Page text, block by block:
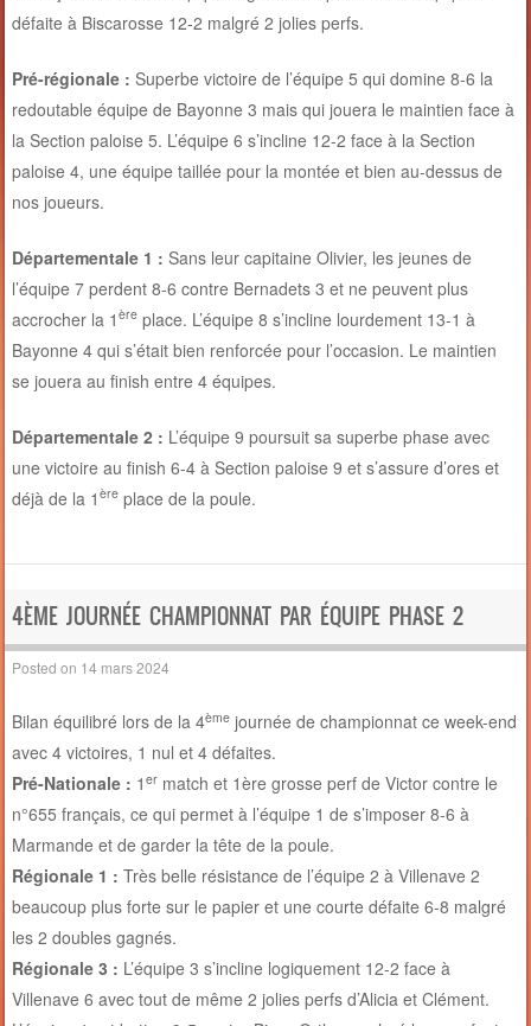
défaite à Biscarosse 12-2 malgré 2 jolies perfs.
Pré-régionale : Superbe victoire de l’équipe 5 qui domine 8-6 la
redoutable équipe de Bayonne 3 mais qui jouera le maintien face à
la Section paloise 5. L’équipe 6 s’incline 12-2 face à la Section
paloise 4, une équipe taillée pour la montée et bien au-dessus de
nos joueurs.
Départementale 1 : Sans leur capitaine Olivier, les jeunes de
l’équipe 7 perdent 8-6 contre Bernadets 3 et ne peuvent plus
accrocher la 1ère place. L’équipe 8 s’incline lourdement 13-1 à
Bayonne 4 qui s’était bien renforcée pour l’occasion. Le maintien
se jouera au finish entre 4 équipes.
Départementale 2 : L’équipe 9 poursuit sa superbe phase avec
une victoire au finish 6-4 à Section paloise 9 et s’assure d’ores et
déjà de la 1ère place de la poule.
4ÈME JOURNÉE CHAMPIONNAT PAR ÉQUIPE PHASE 2
Posted on 14 mars 2024
Bilan équilibré lors de la 4ème journée de championnat ce week-end
avec 4 victoires, 1 nul et 4 défaites.
Pré-Nationale : 1er match et 1ère grosse perf de Victor contre le
n°655 français, ce qui permet à l’équipe 1 de s’imposer 8-6 à
Marmande et de garder la tête de la poule.
Régionale 1 : Très belle résistance de l’équipe 2 à Villenave 2
beaucoup plus forte sur le papier et une courte défaite 6-8 malgré
les 2 doubles gagnés.
Régionale 3 : L’équipe 3 s’incline logiquement 12-2 face à
Villenave 6 avec tout de même 2 jolies perfs d’Alicia et Clément.